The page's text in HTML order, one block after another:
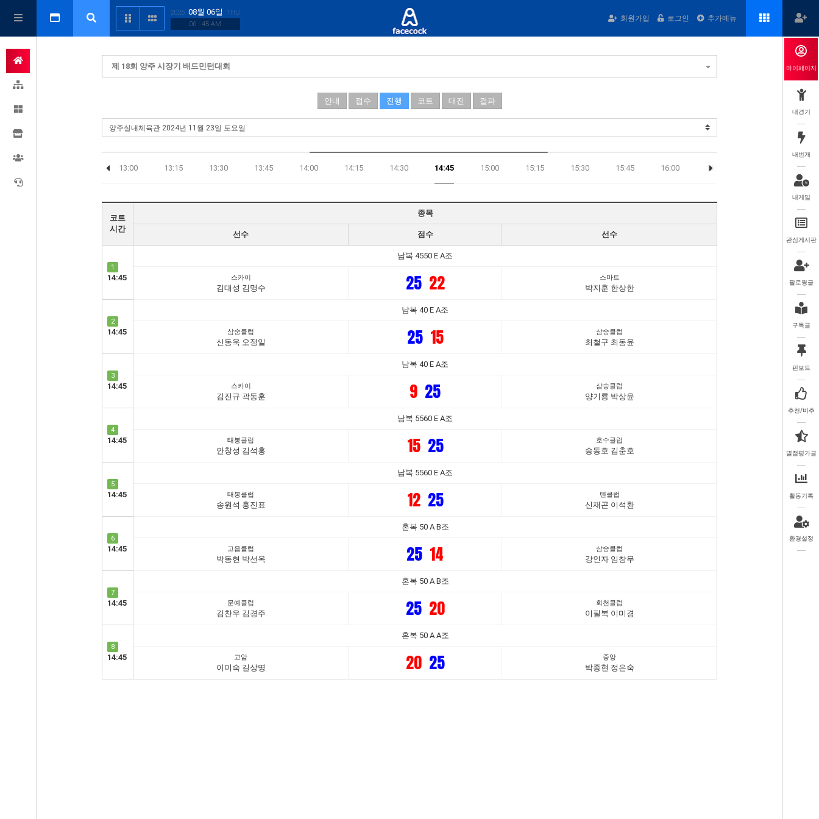
2026 08월 06일
THU
06 : 45 AM
회원가입 로그인 추가메뉴
제 18회 양주 시장기 배드민턴대회
안내 접수 진행 코트 대진 결과
13:00 13:15 13:30 13:45 14:00 14:15 14:30 14:45 15:00 15:15 15:30 15:45 16:00 16:15 16:45
코트
시간
종목
선수 점수 선수
1
14:45
남복 4550 E A조
스카이
김대성 김명수 25 22 스마트
박지훈 한상한
2
14:45
남복 40 E A조
삼숭클럽
신동욱 오정일 25 15 삼숭클럽
최철구 최동윤
3
14:45
남복 40 E A조
스카이
김진규 곽동훈 9 25 삼숭클럽
양기룡 박상윤
4
14:45
남복 5560 E A조
태봉클럽
안창성 김석홍 15 25 호수클럽
송동호 김춘호
5
14:45
남복 5560 E A조
태봉클럽
송원석 홍진표 12 25 텐클럽
신재곤 이석환
6
14:45
혼복 50 A B조
고읍클럽
박동현 박선옥 25 14 삼숭클럽
강인자 임창무
7
14:45
혼복 50 A B조
문예클럽
김찬우 김경주 25 20 회천클럽
이필복 이미경
8
14:45
혼복 50 A A조
고암
이미숙 길상명 20 25 중앙
박종현 정은숙
마이페이지
내경기
내번개
내게임
관심게시판
팔로윙글
구독글
핀보드
추천/비추
별점평가글
활동기록
환경설정